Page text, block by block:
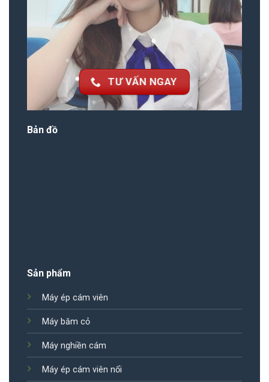
TƯ VẤN NGAY
Bản đồ
Sản phẩm
Máy ép cám viên
Máy băm cỏ
Máy nghiền cám
Máy ép cám viên nổi